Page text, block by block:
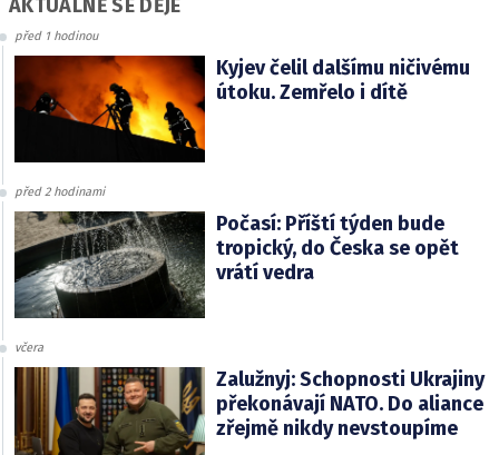
AKTUÁLNĚ SE DĚJE
před 1 hodinou
Kyjev čelil dalšímu ničivému
útoku. Zemřelo i dítě
před 2 hodinami
Počasí: Příští týden bude
tropický, do Česka se opět
vrátí vedra
včera
Zalužnyj: Schopnosti Ukrajiny
překonávají NATO. Do aliance
zřejmě nikdy nevstoupíme